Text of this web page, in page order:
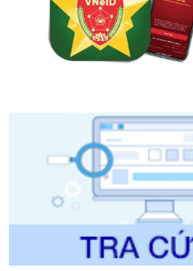
Số kí hiệu:2303/QĐ-
Tên: Quyết định công bố
ban hành, được sửa đổi,
Quy trình nội bộ, quy trình
chính trong một số lĩnh
Ngày ban hành: 01/06/2026
Số kí hiệu:2304/QĐ-
Tên: Quyết định công bố
được sửa đổi, bổ sung và
trình điện tử giải quyết thủ
lịch thuộc phạm vi chức
thao và Du lịch
Ngày ban hành: 01/06/2026